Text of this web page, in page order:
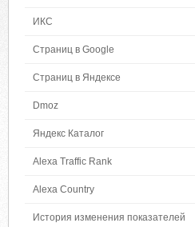
ИКС
Страниц в Google
Страниц в Яндексе
Dmoz
Яндекс Каталог
Alexa Traffic Rank
Alexa Country
История изменения показателей